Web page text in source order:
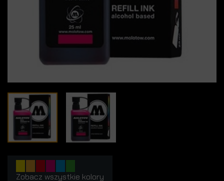
Zobacz wszystkie kolory